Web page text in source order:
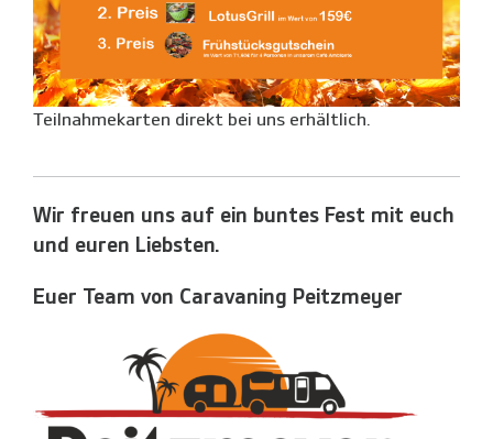
Teilnahmekarten direkt bei uns erhältlich.
Wir freuen uns auf ein buntes Fest mit euch
und euren Liebsten.
Euer Team von Caravaning Peitzmeyer